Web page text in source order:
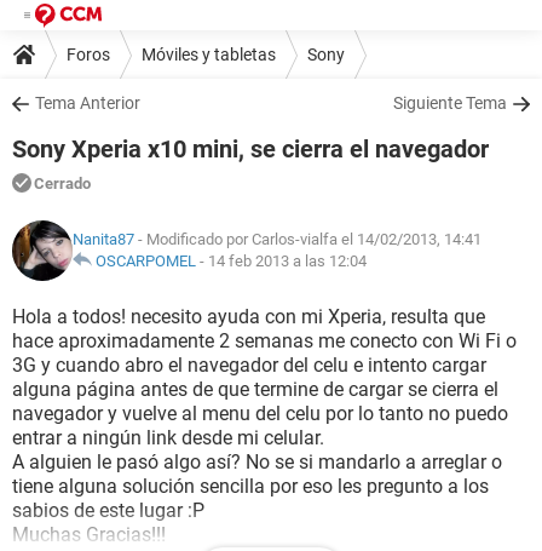
Foros Móviles y tabletas Sony
Tema Anterior Siguiente Tema
Sony Xperia x10 mini, se cierra el navegador
Cerrado
Nanita87 - Modificado por Carlos-vialfa el 14/02/2013, 14:41
OSCARPOMEL - 14 feb 2013 a las 12:04
Hola a todos! necesito ayuda con mi Xperia, resulta que
hace aproximadamente 2 semanas me conecto con Wi Fi o
3G y cuando abro el navegador del celu e intento cargar
alguna página antes de que termine de cargar se cierra el
navegador y vuelve al menu del celu por lo tanto no puedo
entrar a ningún link desde mi celular.
A alguien le pasó algo así? No se si mandarlo a arreglar o
tiene alguna solución sencilla por eso les pregunto a los
sabios de este lugar :P
Muchas Gracias!!!